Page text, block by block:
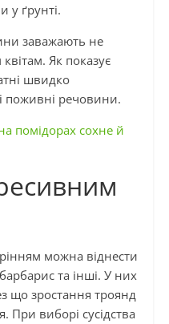
у ґрунті.
заважають не
Як показує
швидко
поживні речовини.
помідорах сохне й
можна віднести
та інші. У них
що зростання троянд
При виборі сусідства